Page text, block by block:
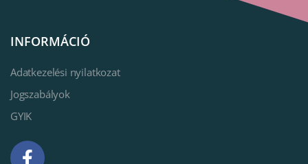
INFORMÁCIÓ
Adatkezelési nyilatkozat
Jogszabályok
GYIK